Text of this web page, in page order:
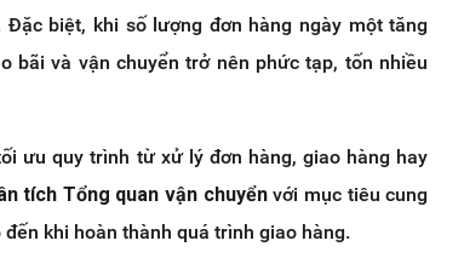
biệt, khi số lượng đơn hàng ngày một tăng
bãi và vận chuyển trở nên phức tạp, tốn nhiều
ưu quy trình từ xử lý đơn hàng, giao hàng hay
tích Tổng quan vận chuyểnvới mục tiêu cung
khi hoàn thành quá trình giao hàng.